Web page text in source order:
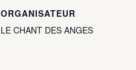
ORGANISATEUR
LE CHANT DES ANGES